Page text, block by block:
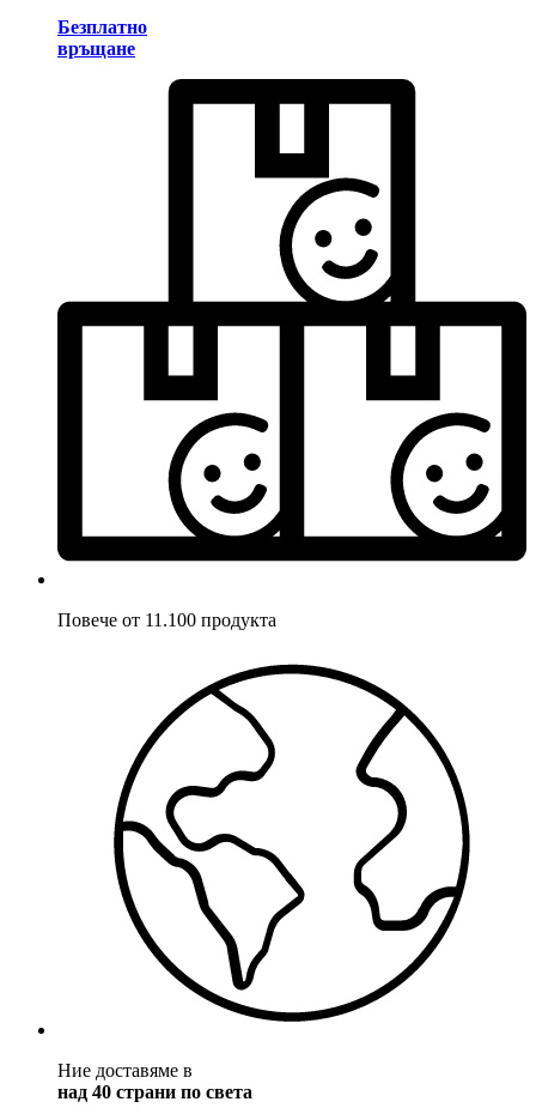
Безплатно
връщане
Повече от 11.100 продукта
Ние доставяме в
над 40 страни по света